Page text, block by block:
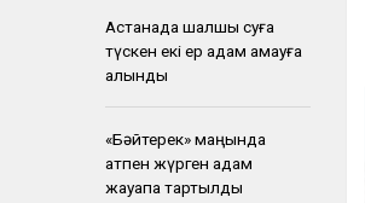
Астанада шалшық суға
түскен екі ер адам қамауға
алынды
«Бәйтерек» маңында
атпен жүрген адам
жауапқа тартылды